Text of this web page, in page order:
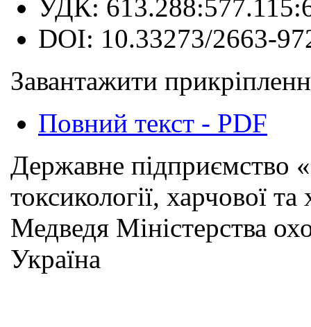
УДК:
DOI: 10.33273/2663-
Завантажити
Повний текст - PDF
Державне підприємство
токсикології, харчової
Медведя Міністерства
Україна